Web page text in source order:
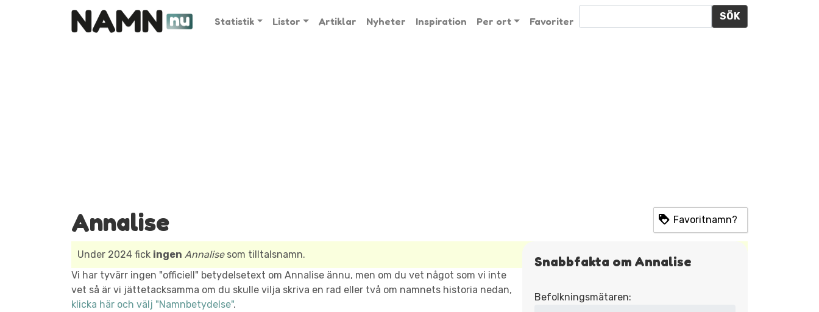
Statistik Listor Artiklar Nyheter Inspiration Per ort Favoriter SÖK
Annalise Favoritnamn?
Snabbfakta om Annalise
Befolkningsmätaren:
Under 2024 fick ingen Annalisesom tilltalsnamn.
Vi har tyvärr ingen "officiell" betydelsetext om Annalise ännu, men om du vet något som vi inte
vet så är vi jättetacksamma om du skulle vilja skriva en rad eller två om namnets historia nedan,
klicka här och välj "Namnbetydelse".